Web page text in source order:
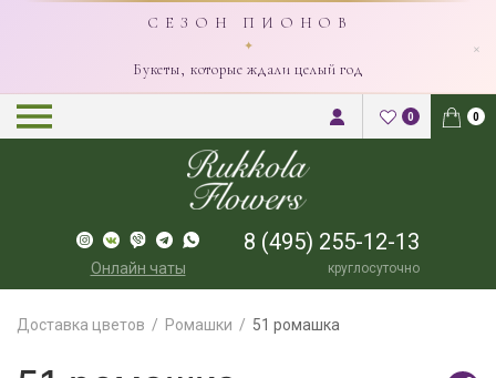
С Е З О Н П И О Н О В
✦
Букеты, которые ждали целый год
×
0 0
Онлайн чаты
8 (495) 255-12-13
круглосуточно
Доставка цветов Ромашки 51 ромашка